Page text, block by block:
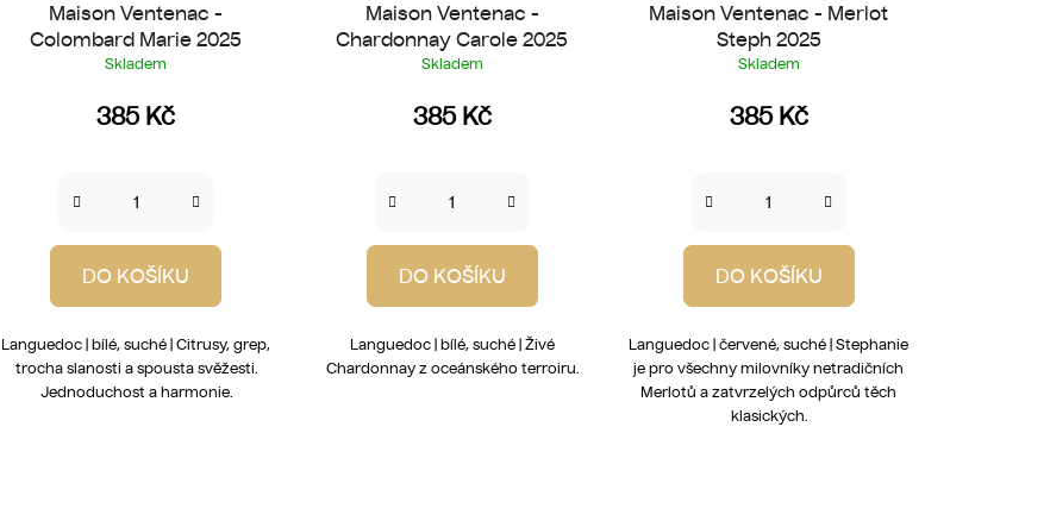
Maison Ventenac -
Colombard Marie 2025
Skladem
385 Kč
DO KOŠÍKU
Languedoc | bílé, suché | Citrusy, grep,
trocha slanosti a spousta svěžesti.
Jednoduchost a harmonie.
Maison Ventenac -
Chardonnay Carole 2025
Skladem
385 Kč
DO KOŠÍKU
Languedoc | bílé, suché | Živé
Chardonnay z oceánského terroiru.
Maison Ventenac - Merlot
Steph 2025
Skladem
385 Kč
DO KOŠÍKU
Languedoc | červené, suché | Stephanie
je pro všechny milovníky netradičních
Merlotů a zatvrzelých odpůrců těch
klasických.